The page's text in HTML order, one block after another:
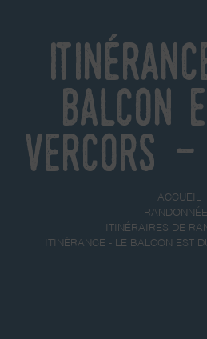
Balcon
Vercors -
ACCUEIL
ITINÉRAIRES DE
ITINÉRANCE - LE BALCON EST